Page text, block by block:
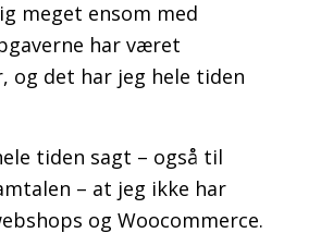
meget ensom med
har været
og det har jeg hele tiden
tiden sagt – også til
– at jeg ikke har
og Woocommerce.